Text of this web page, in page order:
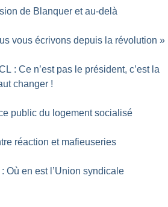
de Blanquer et au-delà
vous écrivons depuis la révolution »
: Ce n’est pas le président, c’est la
changer !
public du logement socialisé
réaction et mafieuseries
Où en est l’Union syndicale